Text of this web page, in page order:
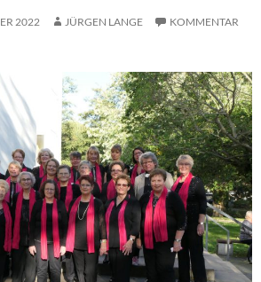
2022 JÜRGEN LANGE
KOMMENTAR